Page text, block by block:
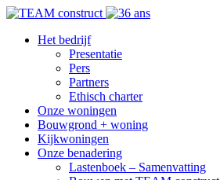
Het bedrijf
Presentatie
Pers
Partners
Ethisch charter
Onze woningen
Bouwgrond + woning
Kijkwoningen
Onze benadering
Lastenboek – Samenvatting